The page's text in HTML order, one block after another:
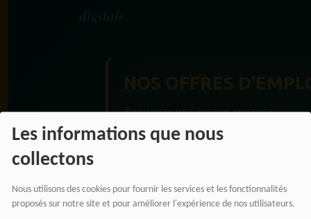
Les informations que nous
collectons
Nous utilisons des cookies pour fournir les services et les fonctionnalités
proposés sur notre site et pour améliorer l'expérience de nos utilisateurs.
digitale.
Rejoignez une équipe engagée
pour une information libre,
innovante et tournée vers